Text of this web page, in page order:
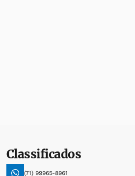
Classificados
(71) 99965-8961